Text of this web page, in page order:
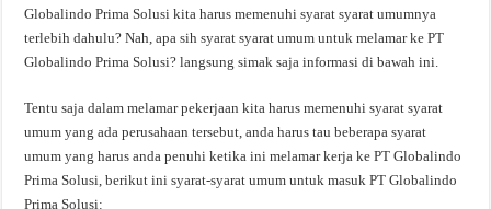
Globalindo Prima Solusi kita harus memenuhi syarat syarat umumnya
terlebih dahulu? Nah, apa sih syarat syarat umum untuk melamar ke PT
Globalindo Prima Solusi? langsung simak saja informasi di bawah ini.
Tentu saja dalam melamar pekerjaan kita harus memenuhi syarat syarat
umum yang ada perusahaan tersebut, anda harus tau beberapa syarat
umum yang harus anda penuhi ketika ini melamar kerja ke PT Globalindo
Prima Solusi, berikut ini syarat-syarat umum untuk masuk PT Globalindo
Prima Solusi: